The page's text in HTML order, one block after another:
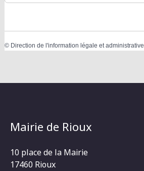
© Direction de l'information légale et administrative
Mairie de Rioux
10 place de la Mairie
17460 Rioux